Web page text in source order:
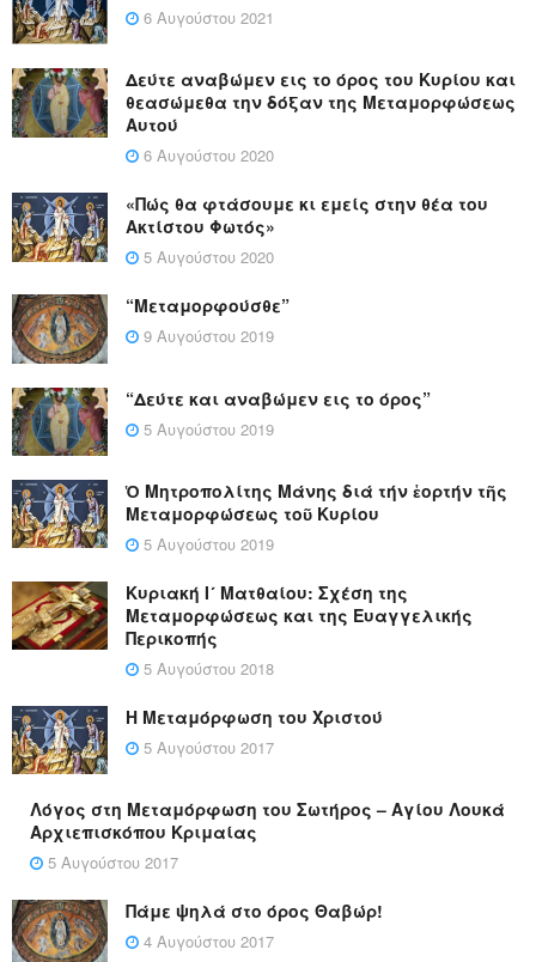
6 Αυγούστου 2021
Δεύτε αναβώμεν εις το όρος του Κυρίου και
θεασώμεθα την δόξαν της Μεταμορφώσεως
Αυτού
6 Αυγούστου 2020
«Πώς θα φτάσουμε κι εμείς στην θέα του
Ακτίστου Φωτός»
5 Αυγούστου 2020
“Μεταμορφούσθε”
9 Αυγούστου 2019
“Δεύτε και αναβώμεν εις το όρος”
5 Αυγούστου 2019
Ὁ Μητροπολίτης Μάνης διά τήν ἑορτήν τῆς
Μεταμορφώσεως τοῦ Κυρίου
5 Αυγούστου 2019
Κυριακή Ι´ Ματθαίου: Σχέση της
Μεταμορφώσεως και της Ευαγγελικής
Περικοπής
5 Αυγούστου 2018
Η Μεταμόρφωση του Χριστού
5 Αυγούστου 2017
Λόγος στη Μεταμόρφωση του Σωτήρος – Αγίου Λουκά
Αρχιεπισκόπου Κριμαίας
5 Αυγούστου 2017
Πάμε ψηλά στο όρος Θαβώρ!
4 Αυγούστου 2017